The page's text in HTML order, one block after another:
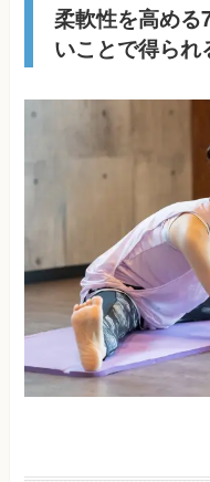
柔軟性を高め
いことで得ら